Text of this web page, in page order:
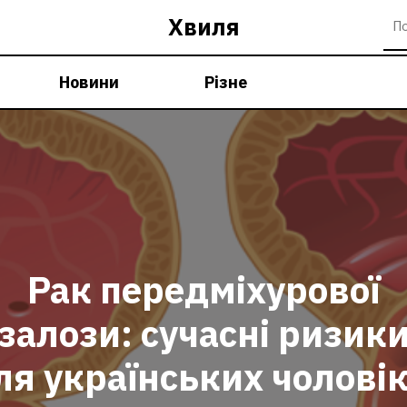
Хвиля
Новини Різне
Рак передміхурової
сучасні
українських